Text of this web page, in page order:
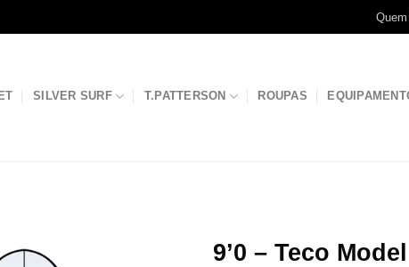
SILVER SURF T.PATTERSON ROUPAS
9’0 – Teco